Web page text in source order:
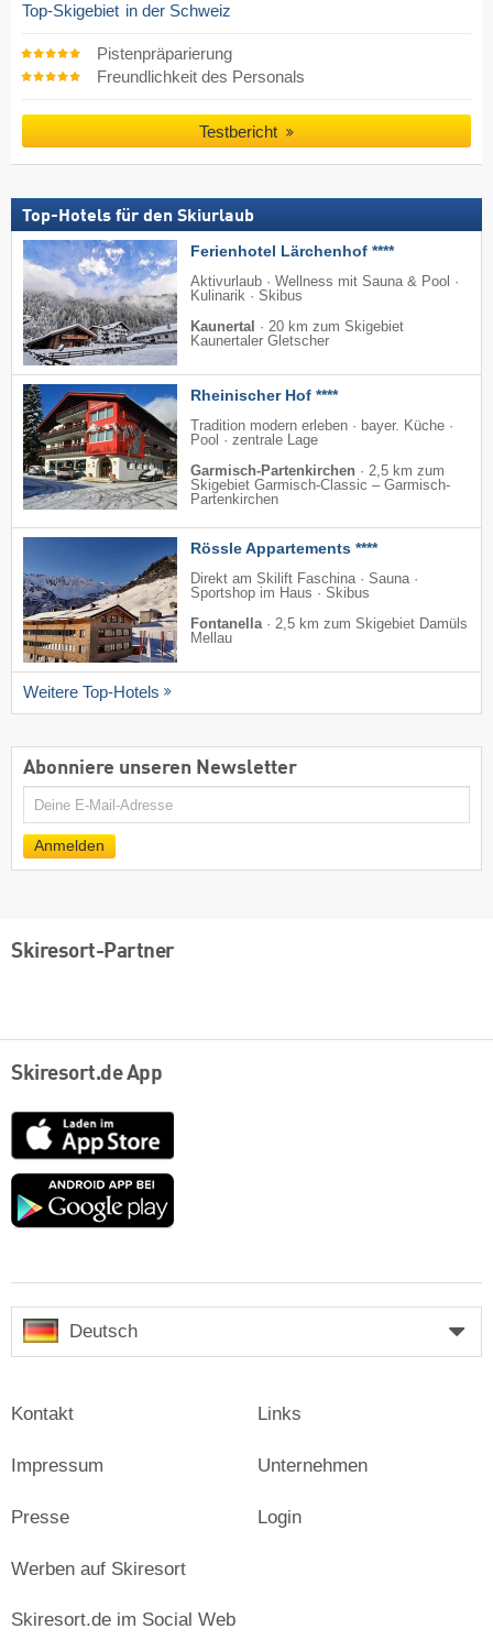
Top-Skigebiet in der Schweiz
Pistenpräparierung
Freundlichkeit des Personals
Testbericht
Top-Hotels für den Skiurlaub
Ferienhotel Lärchenhof ****
Aktivurlaub · Wellness mit Sauna & Pool ·
Kulinarik · Skibus
Kaunertal
· 20 km zum Skigebiet
Kaunertaler Gletscher
Rheinischer Hof ****
Tradition modern erleben · bayer. Küche ·
Pool · zentrale Lage
Garmisch-Partenkirchen · 2,5 km zum
Skigebiet Garmisch-Classic – Garmisch-
Partenkirchen
Rössle Appartements ****
Direkt am Skilift Faschina · Sauna ·
Sportshop im Haus · Skibus
Fontanella · 2,5 km zum Skigebiet Damüls
Mellau
Weitere Top-Hotels
Abonniere unseren Newsletter
E-
Mail
Anmelden
Skiresort-Partner
Skiresort.de App
App
Store
Google
Deutsch
Kontakt
Impressum
Presse
Links
Unternehmen
Login
Werben auf Skiresort
Skiresort.de im Social Web